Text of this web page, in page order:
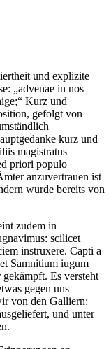
und explizite
„advenae in nos
Kurz und
gefolgt von
kurz und
magistratus
priori populo
anzuvertrauen ist
wurde bereits von
zudem in
scilicet
instruxere. Capti a
Samnitium iugum
Es versteht
gegen uns
von den Galliern:
und unter